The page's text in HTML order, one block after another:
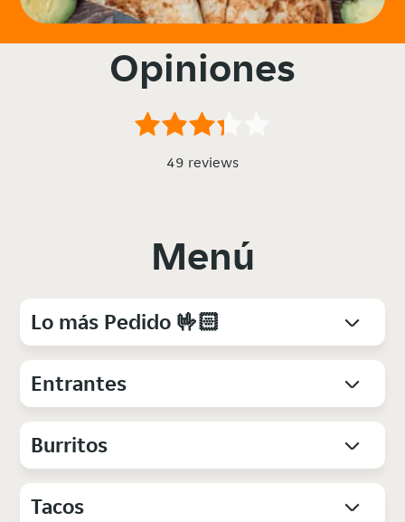
Opiniones
49 reviews
Menú
Lo más Pedido 🤟🏻
Entrantes
Burritos
Tacos